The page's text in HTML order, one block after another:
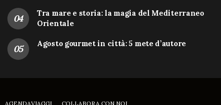
Tra mare e storia: la magia del Mediterraneo
Orientale
Agosto gourmet in città: 5 mete d’autore
AGENDAVIAGGI COLLABORA CON NOI